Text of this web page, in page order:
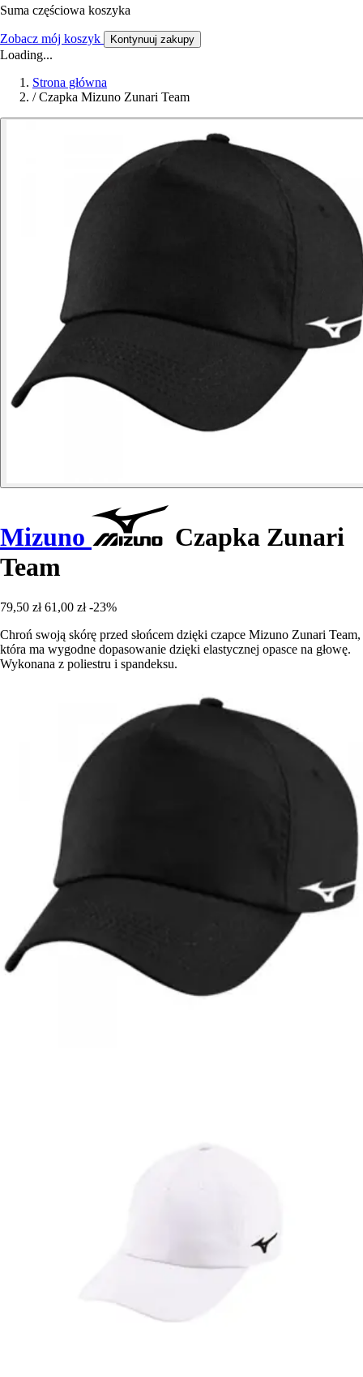
Suma częściowa koszyka
Zobacz mój koszyk Kontynuuj zakupy
Loading...
Strona główna
/ Czapka Mizuno Zunari Team
Mizuno
Czapka Zunari
Team
79,50 zł 61,00 zł -23%
Chroń swoją skórę przed słońcem dzięki czapce Mizuno Zunari Team,
która ma wygodne dopasowanie dzięki elastycznej opasce na głowę.
Wykonana z poliestru i spandeksu.